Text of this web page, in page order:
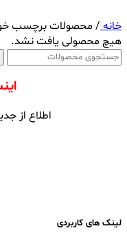
خانه/ محصولات برچسب
هیچ محصولی یافت نشد.
اطلاع از
لینک های کاربردی